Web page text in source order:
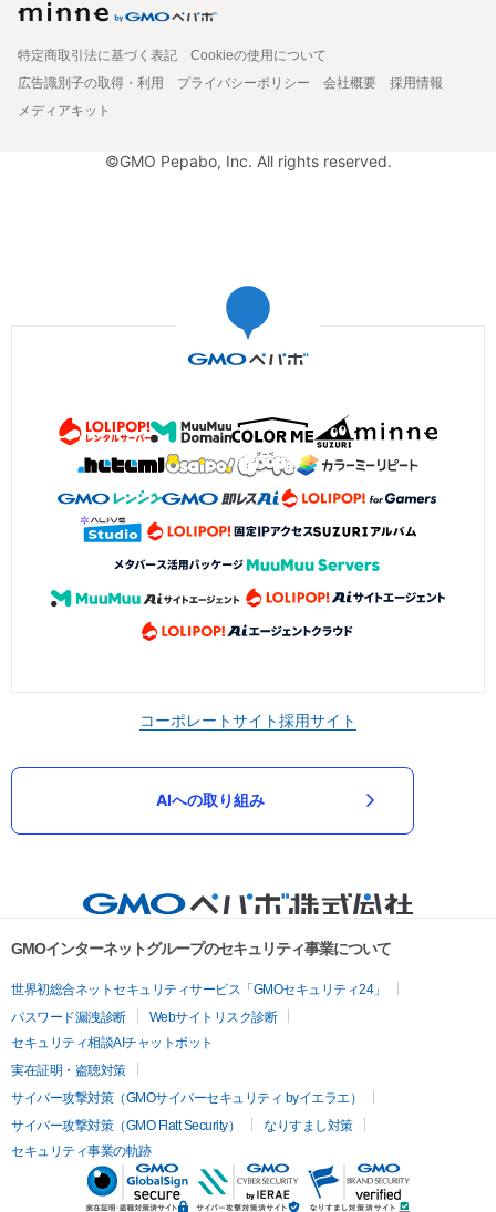
特定商取引法に基づく表記
Cookieの使用について
広告識別子の取得・利用
プライバシーポリシー 会社概要
採用情報
メディアキット
©GMO Pepabo, Inc. All rights reserved.
コーポレートサイト採用サイト
AIへの取り組み
GMOインターネットグループのセキュリティ事業について
世界初総合ネットセキュリティサービス「GMOセキュリティ24」
パスワード漏洩診断
Webサイトリスク診断
セキュリティ相談AIチャットボット
実在証明・盗聴対策
サイバー攻撃対策（GMOサイバーセキュリティ byイエラエ）
サイバー攻撃対策（GMO Flatt Security）
なりすまし対策
セキュリティ事業の軌跡